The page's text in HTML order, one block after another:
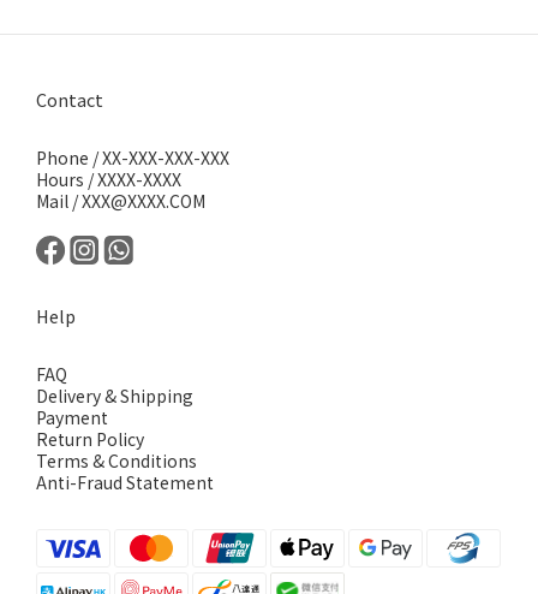
Contact
Phone / XX-XXX-XXX-XXX
Hours / XXXX-XXXX
Mail / XXX@XXXX.COM
Help
FAQ
Delivery & Shipping
Payment
Return Policy
Terms & Conditions
Anti-Fraud Statement